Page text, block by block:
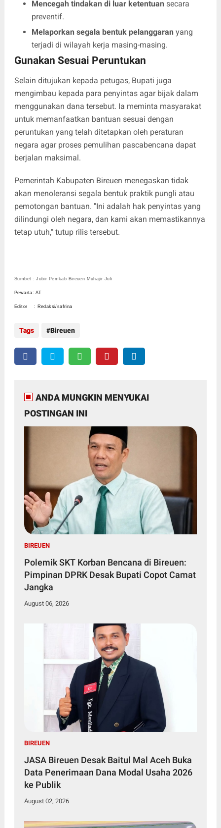
Mencegah tindakan di luar ketentuan secara
preventif.
Melaporkan segala bentuk pelanggaran yang
terjadi di wilayah kerja masing-masing.
Gunakan Sesuai Peruntukan
​Selain ditujukan kepada petugas, Bupati juga
mengimbau kepada para penyintas agar bijak dalam
menggunakan dana tersebut. Ia meminta masyarakat
untuk memanfaatkan bantuan sesuai dengan
peruntukan yang telah ditetapkan oleh peraturan
negara agar proses pemulihan pascabencana dapat
berjalan maksimal.
​Pemerintah Kabupaten Bireuen menegaskan tidak
akan menoleransi segala bentuk praktik pungli atau
pemotongan bantuan. "Ini adalah hak penyintas yang
dilindungi oleh negara, dan kami akan memastikannya
tetap utuh," tutup rilis tersebut.
Sumbet : Jubir Pemkab Bireuen Muhajir Juli
Pewarta: AT
Editor : Redaksi/safrina
Tags Bireuen
ANDA MUNGKIN MENYUKAI
POSTINGAN INI
BIREUEN
Polemik SKT Korban Bencana di Bireuen:
Pimpinan DPRK Desak Bupati Copot Camat
Jangka
August 06, 2026
BIREUEN
JASA Bireuen Desak Baitul Mal Aceh Buka
Data Penerimaan Dana Modal Usaha 2026
ke Publik
August 02, 2026